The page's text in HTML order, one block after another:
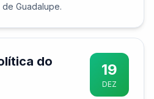
Guadalupe.
do
19
DEZ